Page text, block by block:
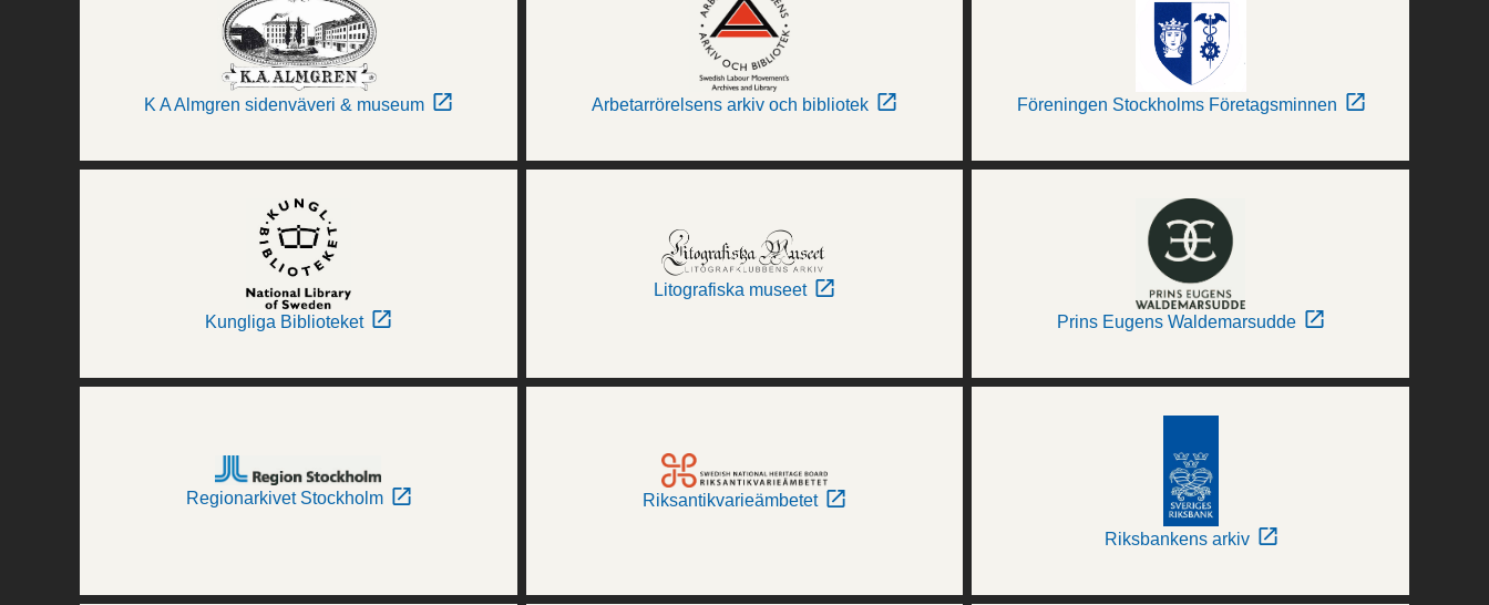
K A Almgren sidenväveri & museum Arbetarrörelsens arkiv och bibliotek Föreningen Stockholms Företagsminnen
Kungliga Biblioteket
Litografiska museet
Prins Eugens Waldemarsudde
Regionarkivet Stockholm Riksantikvarieämbetet
Riksbankens arkiv